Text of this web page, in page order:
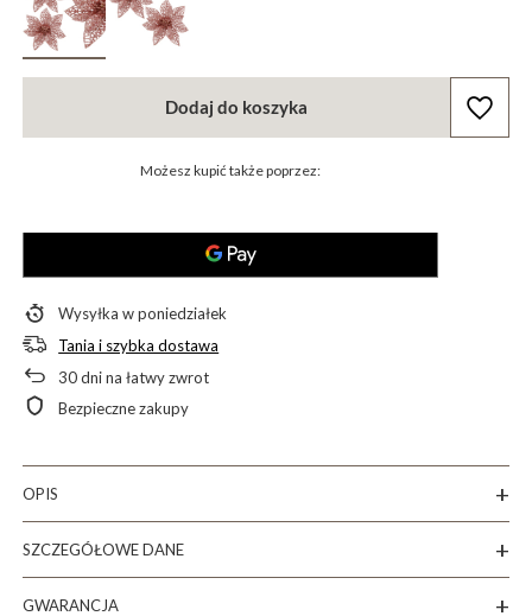
Dodaj do koszyka
Możesz kupić także poprzez:
Wysyłkaw poniedziałek
Tania i szybka dostawa
30dni na łatwy zwrot
Bezpieczne zakupy
OPIS
SZCZEGÓŁOWE DANE
GWARANCJA